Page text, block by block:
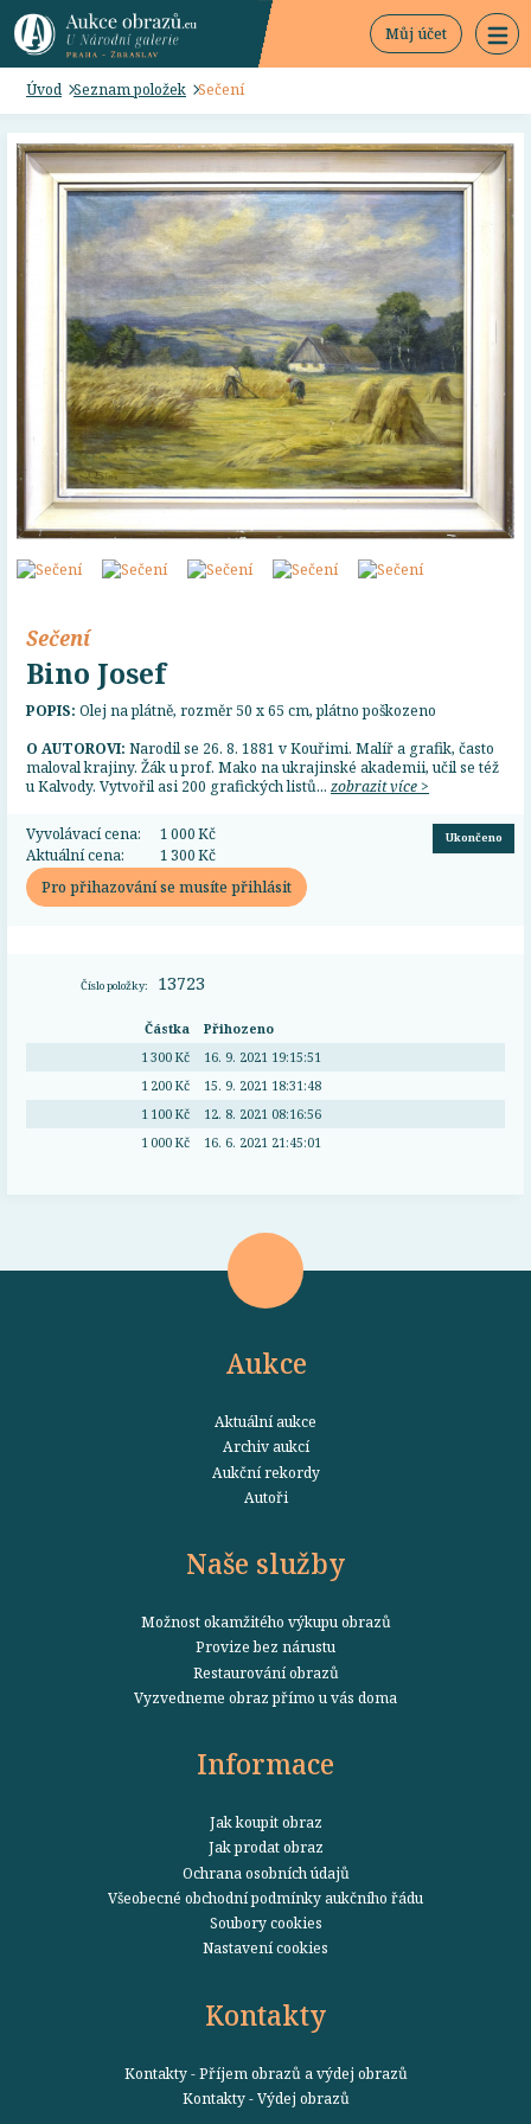
Můj účet
Úvod Seznam položek Sečení
Sečení
Bino Josef
POPIS: Olej na plátně, rozměr 50 x 65 cm, plátno poškozeno
O AUTOROVI: Narodil se 26. 8. 1881 v Kouřimi. Malíř a grafik, často
maloval krajiny. Žák u prof. Mako na ukrajinské akademii, učil se též
u Kalvody. Vytvořil asi 200 grafických listů... zobrazit více >
Vyvolávací cena:
1 000 Kč
Aktuální cena:
1 300 Kč
Ukončeno
Pro přihazování se musíte přihlásit
Číslo položky: 13723
Částka
Přihozeno
1 300 Kč
16. 9. 2021 19:15:51
1 200 Kč
15. 9. 2021 18:31:48
1 100 Kč
12. 8. 2021 08:16:56
1 000 Kč
16. 6. 2021 21:45:01
Aukce
Aktuální aukce
Archiv aukcí
Aukční rekordy
Autoři
Naše služby
Možnost okamžitého výkupu obrazů
Provize bez nárustu
Restaurování obrazů
Vyzvedneme obraz přímo u vás doma
Informace
Jak koupit obraz
Jak prodat obraz
Ochrana osobních údajů
Všeobecné obchodní podmínky aukčního řádu
Soubory cookies
Nastavení cookies
Kontakty
Kontakty - Příjem obrazů a výdej obrazů
Kontakty - Výdej obrazů